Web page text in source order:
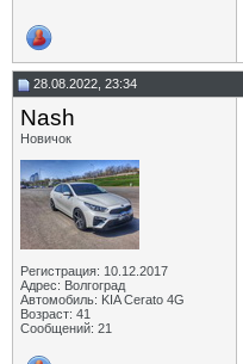
28.08.2022, 23:34
Nash
Новичок
Регистрация: 10.12.2017
Адрес: Волгоград
Автомобиль: KIA Cerato 4G
Возраст: 41
Сообщений: 21